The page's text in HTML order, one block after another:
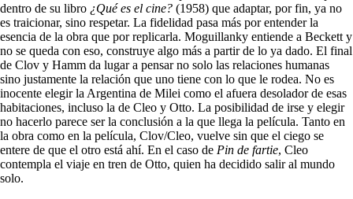
dentro de su libro ¿Qué es el cine? (1958) que adaptar, por fin, ya no
es traicionar, sino respetar. La fidelidad pasa más por entender la
esencia de la obra que por replicarla. Moguillanky entiende a Beckett y
no se queda con eso, construye algo más a partir de lo ya dado. El final
de Clov y Hamm da lugar a pensar no solo las relaciones humanas
sino justamente la relación que uno tiene con lo que le rodea. No es
inocente elegir la Argentina de Milei como el afuera desolador de esas
habitaciones, incluso la de Cleo y Otto. La posibilidad de irse y elegir
no hacerlo parece ser la conclusión a la que llega la película. Tanto en
la obra como en la película, Clov/Cleo, vuelve sin que el ciego se
entere de que el otro está ahí. En el caso de Pin de fartie, Cleo
contempla el viaje en tren de Otto, quien ha decidido salir al mundo
solo.